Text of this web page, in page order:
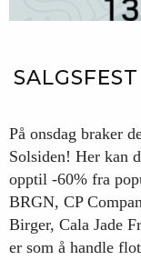
På onsdag braker
Solsiden! Her kan
opptil -60% fra
BRGN, CP
Birger, Cala Jade
er som å handle